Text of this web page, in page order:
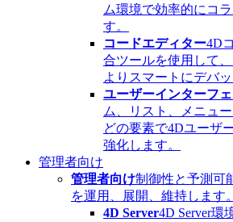
ム環境で効率的にコ
す。
コードエディター4D
合ツールを使用して
よりスマートにデバッ
ユーザーインターフ
ム、リスト、メニュ
どの要素で4Dユーザ
強化します。
管理者向け
管理者向け制御性と予測可
を運用、展開、維持します。
4D Server4D Server環